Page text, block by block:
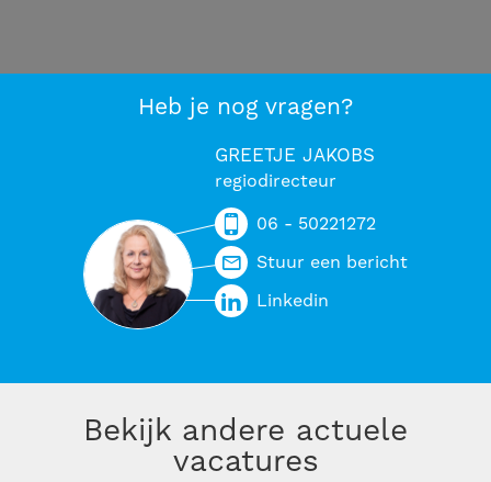
Heb je nog vragen?
GREETJE JAKOBS
regiodirecteur
06 - 50221272
Stuur een bericht
Linkedin
Bekijk andere actuele
vacatures